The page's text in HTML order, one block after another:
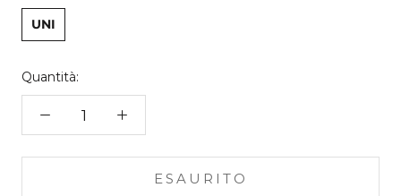
UNI
Quantità:
ESAURITO